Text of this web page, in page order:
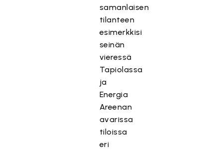
samanlaisen
tilanteen
esimerkkisi
seinän
vieressä
Tapiolassa
ja
Energia
Areenan
avarissa
tiloissa
eri